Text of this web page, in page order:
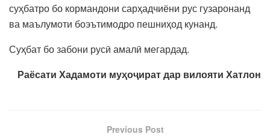
суҳбатро бо кормандони сарҳадчиёни рус гузаронанд
ва маълумоти боэътимодро пешниҳод кунанд.
Суҳбат бо забони русӣ амалӣ мегардад.
Раёсати Хадамоти муҳоҷират дар вилояти Хатлон
Previous Post